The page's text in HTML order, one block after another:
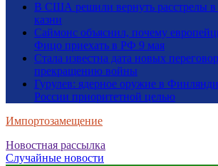
В США решили вернуть расстрелы в
казни
Саймонс объяснил, почему
Фицо приехать в РФ 9 мая
Стала известна дата новых
прекращению войны
Гурулев: ядерное оружие в
России приоритетной целью
Импортозамещение
Новостная рассылка
Случайные новости